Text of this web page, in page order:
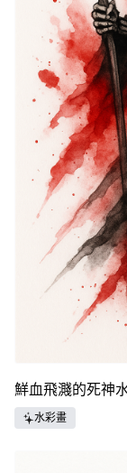
鮮血飛濺的死神
水彩畫